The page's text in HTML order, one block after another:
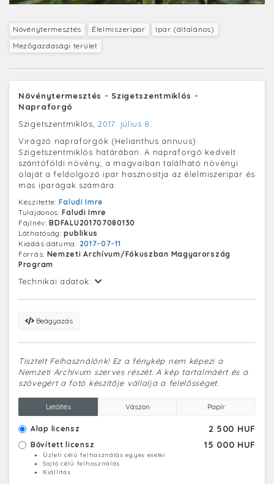
Növénytermesztés Élelmiszeripar
Ipar (általános)
Mezőgazdasági terület
Növénytermesztés - Szigetszentmiklós -
Napraforgó
Szigetszentmiklós,2017. július 8.
Virágzó napraforgók (Helianthus annuus)
Szigetszentmiklós határában. A napraforgó kedvelt
szántóföldi növény, a magvaiban található növényi
olaját a feldolgozó ipar hasznosítja az élelmiszeripar és
más iparágak számára.
Készítette:Faludi Imre
Tulajdonos:Faludi Imre
Fájlnév:BDFALU201707080130
Láthatóság:publikus
Kiadás dátuma: 2017-07-11
Forrás: Nemzeti Archívum/Fókuszban Magyarország
Program
Technikai adatok:
Beágyazás
Tisztelt Felhasználónk! Ez a fénykép nem képezi a
Nemzeti Archívum szerves részét. A kép tartalmáért és a
szövegért a fotó készítője vállalja a felelősséget.
Letöltés Vászon Papír
Alap licensz 2 500 HUF
Bővített licensz 15 000 HUF
Üzleti célú felhasználás egyes esetei
Sajtó célú felhasználás
Kiállítás